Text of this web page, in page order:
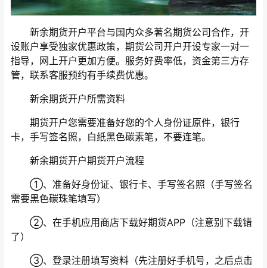
新余期货开户平台与国内众多著名期货公司合作，开
设账户享受独家优惠政策，期货公司开户开设专家一对一
指导，网上开户更加方便。服务好费率低，资金第三方存
管，联系客服预约有手续费优惠。
新余期货开户所需资料
期货开户您需要准备好您的个人身份证原件，银行
卡，手写签名照，白纸黑色碳素笔，不要连笔。
新余期货开户期货开户流程
①、准备好身份证、银行卡、手写签名照（手写签名
需要黑色碳珠笔填写）
②、在手机应用商店下载好期货APP（注意别下载错
了）
③、登录注册填写资料（先注册好手机号，之后点击